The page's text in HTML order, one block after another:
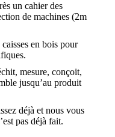
un cahier des
de machines (2m
en bois pour
mesure, conçoit,
jusqu’au produit
déjà et nous vous
pas déjà fait.